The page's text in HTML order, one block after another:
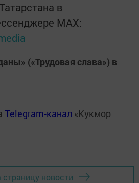
в
MАХ:
(«Трудовая слава») в
Telegram-канал «Кукмор
страницу новости